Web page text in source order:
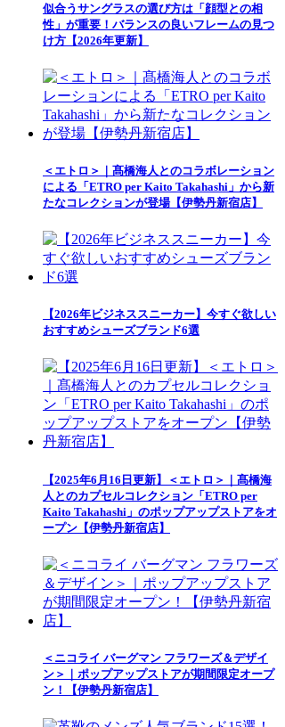
似合うサングラスの選び方は「顔型との相
性」が重要！バランスの良いフレームの見つ
け方【2026年更新】
＜エトロ＞｜髙橋海人とのコラボレーション
による「ETRO per Kaito Takahashi」から新
たなコレクションが登場【伊勢丹新宿店】
【2026年ビジネススニーカー】今すぐ欲しい
おすすめシューズブランド6選
【2025年6月16日更新】＜エトロ＞｜髙橋海
人とのカプセルコレクション「ETRO per
Kaito Takahashi」のポップアップストアをオ
ープン【伊勢丹新宿店】
＜ニコライ バーグマン フラワーズ＆デザイ
ン＞｜ポップアップストアが期間限定オープ
ン！【伊勢丹新宿店】